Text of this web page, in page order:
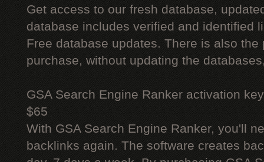
Get access to our fresh database,
database includes verified and identified
Free database updates. There is also
purchase, without updating the
GSA Search Engine Ranker activation key
$65
With GSA Search Engine Ranker, you'll
backlinks again. The software creates